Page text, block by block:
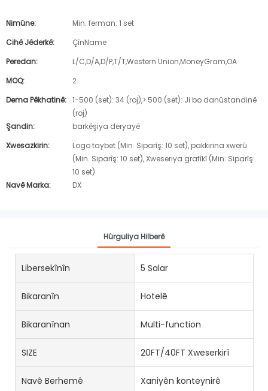
Nimûne:
Min. ferman: 1 set
Cihê Jêderkê:
ÇînName
Peredan:
L/C,D/A,D/P,T/T,Western Union,MoneyGram,OA
MOQ:
2
Dema Pêkhatinê: 1-500 (set): 34 (roj),> 500 (set): Ji bo danûstandinê
(roj)
Şandin:
barkêşiya deryayê
Xwesazkirin:
Logo taybet (Min. Siparîş: 10 set), pakkirina xwerû
(Min. Siparîş: 10 set), Xweseriya grafîkî (Min. Siparîş:
10 set)
Navê Marka:
DX
Hûrguliya Hilberê
Libersekînîn 5 Salar
Bikaranîn Hotelê
Bikaranînan Multi-function
SIZE 20FT/40FT Xweserkirî
Navê Berhemê Xaniyên konteynirê